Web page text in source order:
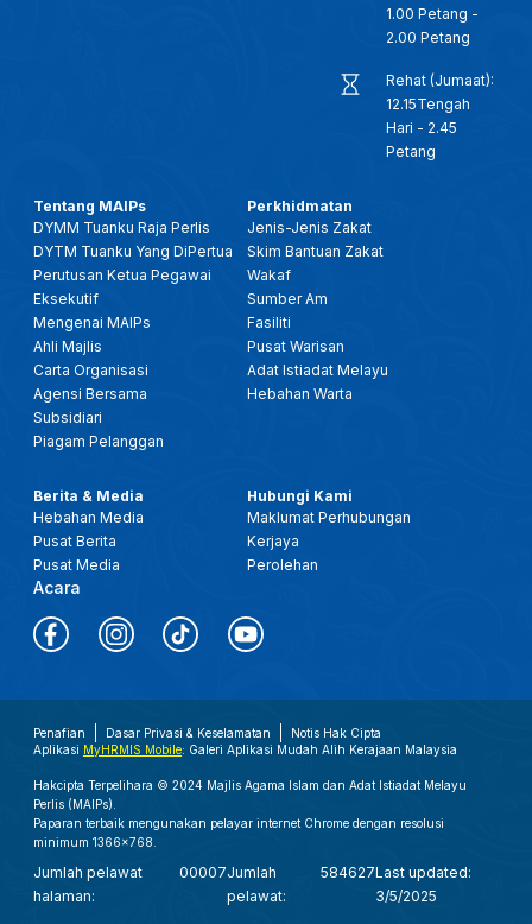
1.00 Petang -
2.00 Petang
Rehat (Jumaat):
12.15Tengah
Hari - 2.45
Petang
Tentang MAIPs
DYMM Tuanku Raja Perlis
DYTM Tuanku Yang DiPertua
Perutusan Ketua Pegawai
Eksekutif
Mengenai MAIPs
Ahli Majlis
Carta Organisasi
Agensi Bersama
Subsidiari
Piagam Pelanggan
Perkhidmatan
Jenis-Jenis Zakat
Skim Bantuan Zakat
Wakaf
Sumber Am
Fasiliti
Pusat Warisan
Adat Istiadat Melayu
Hebahan Warta
Berita & Media
Hebahan Media
Pusat Berita
Pusat Media
Acara
Hubungi Kami
Maklumat Perhubungan
Kerjaya
Perolehan
Penafian Dasar Privasi & Keselamatan
Notis Hak Cipta
Aplikasi MyHRMIS Mobile: Galeri Aplikasi Mudah Alih Kerajaan Malaysia
Hakcipta Terpelihara © 2024 Majlis Agama Islam dan Adat Istiadat Melayu
Perlis (MAIPs).
Paparan terbaik mengunakan pelayar internet Chrome dengan resolusi
minimum 1366x768.
Jumlah pelawat
halaman:
00007Jumlah
pelawat:
584627Last updated:
3/5/2025